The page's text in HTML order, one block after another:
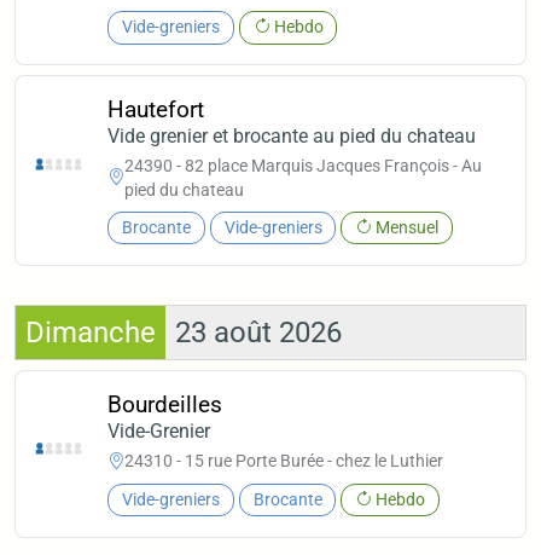
Vide-greniers Hebdo
Hautefort
Vide grenier et brocante au pied du chateau
24390 - 82 place Marquis Jacques François - Au
pied du chateau
Brocante Vide-greniers Mensuel
Dimanche 23 août 2026
Bourdeilles
Vide-Grenier
24310 - 15 rue Porte Burée - chez le Luthier
Vide-greniers Brocante Hebdo